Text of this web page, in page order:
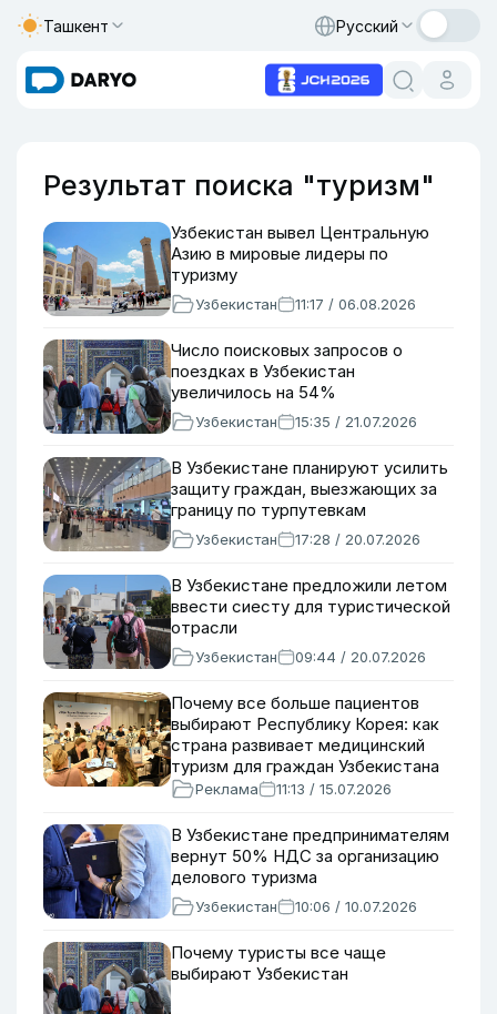
Ташкент Русский
Результат поиска "туризм"
Узбекистан вывел Центральную
Азию в мировые лидеры по
туризму
Узбекистан 11:17 / 06.08.2026
Число поисковых запросов о
поездках в Узбекистан
увеличилось на 54%
Узбекистан 15:35 / 21.07.2026
В Узбекистане планируют усилить
защиту граждан, выезжающих за
границу по турпутевкам
Узбекистан 17:28 / 20.07.2026
В Узбекистане предложили летом
ввести сиесту для туристической
отрасли
Узбекистан 09:44 / 20.07.2026
Почему все больше пациентов
выбирают Республику Корея: как
страна развивает медицинский
туризм для граждан Узбекистана
Реклама 11:13 / 15.07.2026
В Узбекистане предпринимателям
вернут 50% НДС за организацию
делового туризма
Узбекистан 10:06 / 10.07.2026
Почему туристы все чаще
выбирают Узбекистан